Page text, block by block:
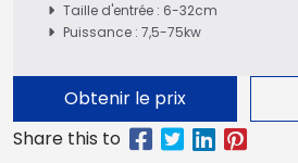
Taille d'entrée : 6-32cm
Puissance : 7,5-75kw
Obtenir le prix